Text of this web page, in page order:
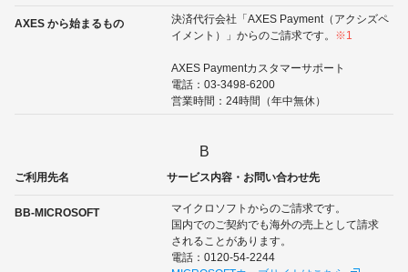
AXES から始まるもの
決済代行会社「AXES Payment（アクシズペ
イメント）」からのご請求です。 ※1
AXES Paymentカスタマーサポート
電話：03-3498-6200
営業時間：24時間（年中無休）
B
ご利用先名 サービス内容・お問い合わせ先
BB-MICROSOFT
マイクロソフトからのご請求です。
国内でのご契約でも海外の売上として請求
されることがあります。
電話：0120-54-2244